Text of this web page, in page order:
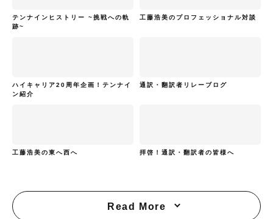
テンナインヒストリー ~挑戦への軌
跡~
工藤浩美のプロフェッショナル対談
ハイキャリア20周年企画！テンナイ
ン紹介
通訳・翻訳者リレーブログ
工藤浩美の東へ西へ 拝啓！通訳・翻訳者の皆様へ
Read More